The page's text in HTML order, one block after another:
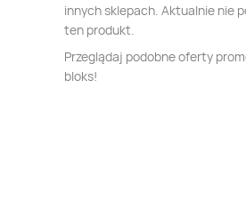
innych sklepach. Aktualnie nie
ten produkt.
Przeglądaj podobne oferty
bloks!